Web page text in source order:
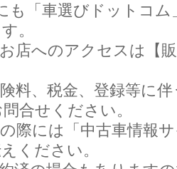
も「車選びドットコ
。
店へのアクセスは【
料、税金、登録等に
合せください。
際には「中古車情報
ください。